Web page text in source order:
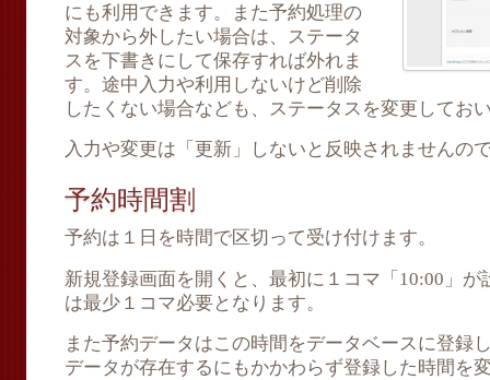
にも利用できます。また予約処理の
対象から外したい場合は、ステータ
スを下書きにして保存すれば外れま
す。途中入力や利用しないけど削除
したくない場合なども、ステータスを変更してお
入力や変更は「更新」しないと反映されませんの
予約時間割
予約は１日を時間で区切って受け付けます。
新規登録画面を開くと、最初に１コマ「10:00」
は最少１コマ必要となります。
また予約データはこの時間をデータベースに登録
データが存在するにもかかわらず登録した時間を